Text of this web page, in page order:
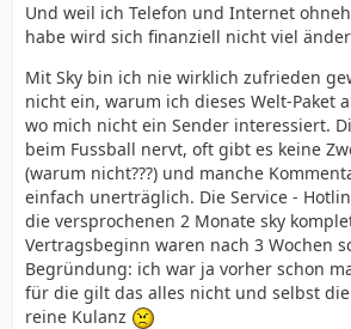
Und weil ich Telefon und Internet
habe wird sich finanziell nicht viel
Mit Sky bin ich nie wirklich zufrieden
nicht ein, warum ich dieses Welt-Paket
wo mich nicht ein Sender interessiert.
beim Fussball nervt, oft gibt es keine
(warum nicht???) und manche
einfach unerträglich. Die Service -
die versprochenen 2 Monate sky
Vertragsbeginn waren nach 3 Wochen
Begründung: ich war ja vorher schon
für die gilt das alles nicht und selbst
reine Kulanz